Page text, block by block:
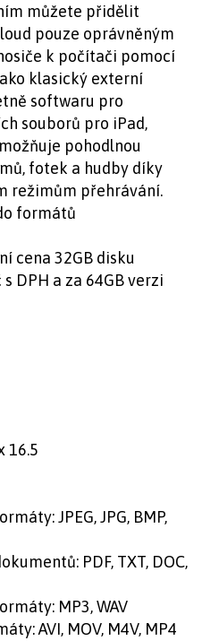
můžete přidělit
pouze oprávněným
k počítači pomocí
klasický externí
softwaru pro
souborů pro iPad,
pohodlnou
fotek a hudby díky
režimům přehrávání.
formátů
cena 32GB disku
DPH a za 64GB verzi
16.5
JPEG, JPG, BMP,
PDF, TXT, DOC,
MP3, WAV
AVI, MOV, M4V, MP4